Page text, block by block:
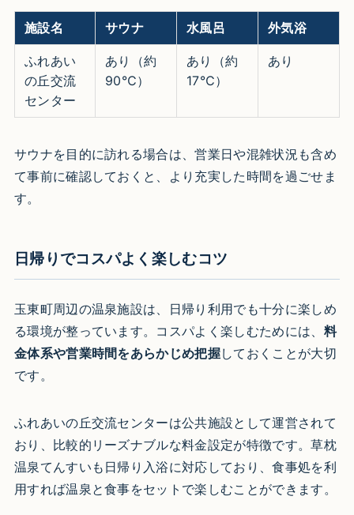
施設名 サウナ 水風呂 外気浴
ふれあい
の丘交流
センター
あり（約
90℃）
あり（約
17℃）
あり
サウナを目的に訪れる場合は、営業日や混雑状況も含め
て事前に確認しておくと、より充実した時間を過ごせま
す。
日帰りでコスパよく楽しむコツ
玉東町周辺の温泉施設は、日帰り利用でも十分に楽しめ
る環境が整っています。コスパよく楽しむためには、 料
金体系や営業時間をあらかじめ把握しておくことが大切
です。
ふれあいの丘交流センターは公共施設として運営されて
おり、比較的リーズナブルな料金設定が特徴です。草枕
温泉てんすいも日帰り入浴に対応しており、食事処を利
用すれば温泉と食事をセットで楽しむことができます。